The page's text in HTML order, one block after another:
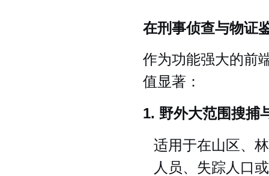
在刑事侦查与物证
作为功能强大的前
值显著：
1. 野外大范围搜捕
适用于在山区、
人员、失踪人口